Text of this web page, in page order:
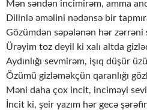
Mən səndən incimirəm, amma
Dilinlə əməlini nədənsə bir
Gözümdən səpələnən hər zərrəni
Ürəyim toz deyil ki xalı altda
Aydınlığı sevmirəm, işıq düşür
Özümü gizləməkçün qaranlığı
Məni daha çox incit, inciməyi
İncit ki, şeir yazım hər gecə